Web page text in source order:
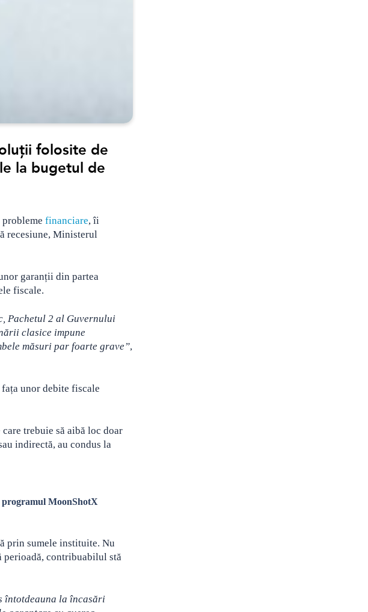
folosite de
la bugetul de
financiare, îi
recesiune, Ministerul
garanții din partea
fiscale.
Pachetul 2 al Guvernului
clasice impune
măsuri par foarte grave”,
unor debite fiscale
trebuie să aibă loc doar
indirectă, au condus la
programul MoonShotX
prin sumele instituite. Nu
perioadă, contribuabilul stă
întotdeauna la încasări